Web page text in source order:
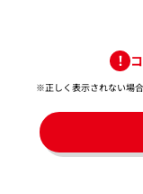
※正しく表示されない場